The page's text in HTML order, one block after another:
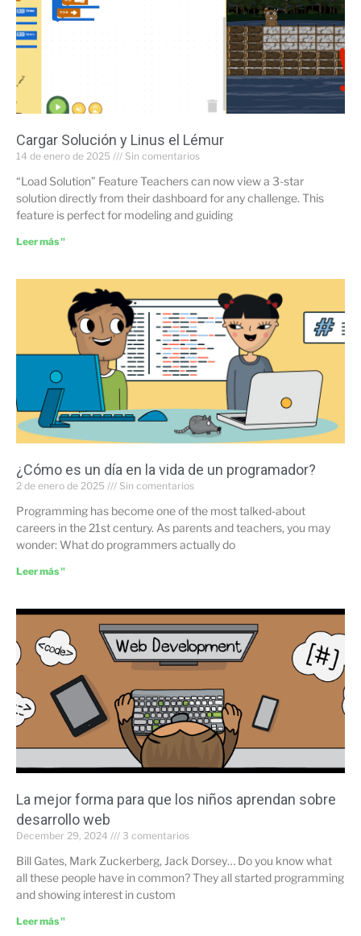
Cargar Solución y Linus el Lémur
14 de enero de 2025 Sin comentarios
“Load Solution” Feature Teachers can now view a 3-star
solution directly from their dashboard for any challenge. This
feature is perfect for modeling and guiding
Leer más "
¿Cómo es un día en la vida de un programador?
2 de enero de 2025 Sin comentarios
Programming has become one of the most talked-about
careers in the 21st century. As parents and teachers, you may
wonder: What do programmers actually do
Leer más "
La mejor forma para que los niños aprendan sobre
desarrollo web
December 29, 2024 3 comentarios
Bill Gates, Mark Zuckerberg, Jack Dorsey… Do you know what
all these people have in common? They all started programming
and showing interest in custom
Leer más "